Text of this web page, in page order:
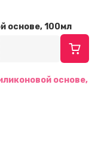
основе, 100мл